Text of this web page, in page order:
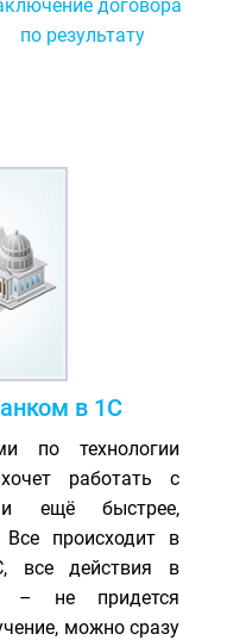
договора
по результату
в 1С
по технологии
работать с
ещё быстрее,
происходит в
все действия в
– не придется
можно сразу